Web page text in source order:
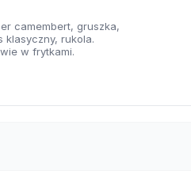
camembert, gruszka,
klasyczny, rukola.
w frytkami.